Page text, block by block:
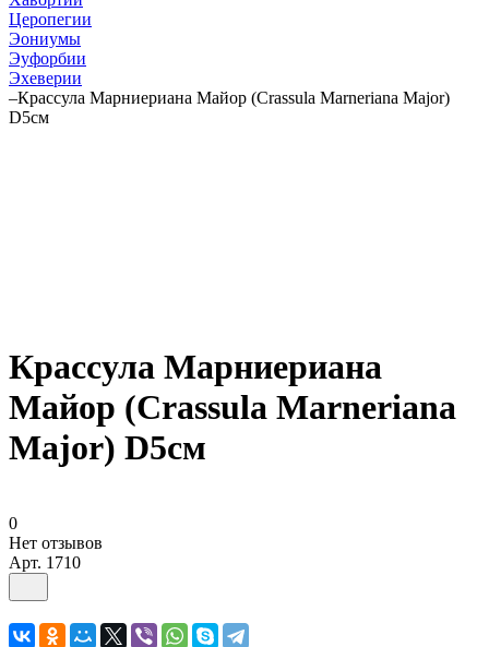
Церопегии
Эониумы
Эуфорбии
Эхеверии
–Крассула Марниериана Майор (Crassula Marneriana Major)
D5см
Крассула Марниериана
Майор (Crassula Marneriana
Major) D5см
0
Нет отзывов
Арт. 1710